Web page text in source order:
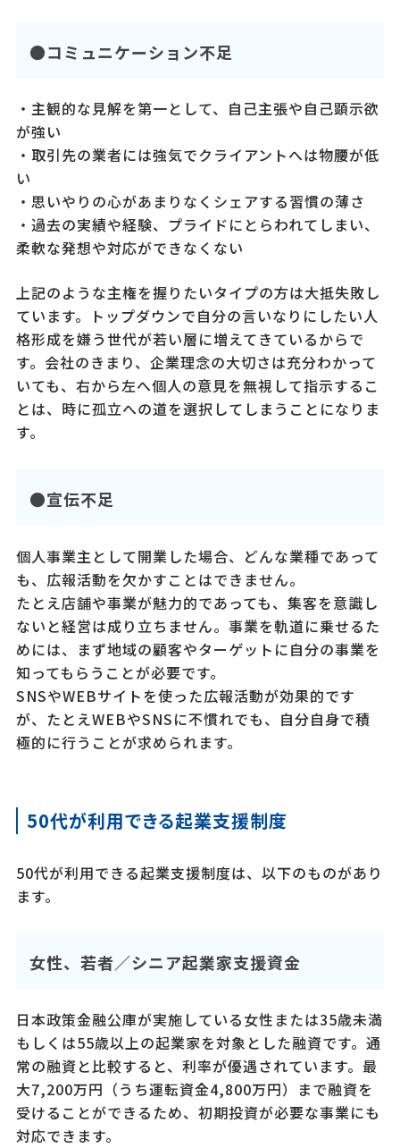
●コミュニケーション不足
・主観的な見解を第一として、自己主張や自己顕示欲
が強い
・取引先の業者には強気でクライアントへは物腰が低
い
・思いやりの心があまりなくシェアする習慣の薄さ
・過去の実績や経験、プライドにとらわれてしまい、
柔軟な発想や対応ができなくない
上記のような主権を握りたいタイプの方は大抵失敗し
ています。トップダウンで自分の言いなりにしたい人
格形成を嫌う世代が若い層に増えてきているからで
す。会社のきまり、企業理念の大切さは充分わかって
いても、右から左へ個人の意見を無視して指示するこ
とは、時に孤立への道を選択してしまうことになりま
す。
●宣伝不足
個人事業主として開業した場合、どんな業種であって
も、広報活動を欠かすことはできません。
たとえ店舗や事業が魅力的であっても、集客を意識し
ないと経営は成り立ちません。事業を軌道に乗せるた
めには、まず地域の顧客やターゲットに自分の事業を
知ってもらうことが必要です。
SNSやWEBサイトを使った広報活動が効果的です
が、たとえWEBやSNSに不慣れでも、自分自身で積
極的に行うことが求められます。
50代が利用できる起業支援制度
50代が利用できる起業支援制度は、以下のものがあり
ます。
女性、若者／シニア起業家支援資金
日本政策金融公庫が実施している女性または35歳未満
もしくは55歳以上の起業家を対象とした融資です。通
常の融資と比較すると、利率が優遇されています。最
大7,200万円（うち運転資金4,800万円）まで融資を
受けることができるため、初期投資が必要な事業にも
対応できます。